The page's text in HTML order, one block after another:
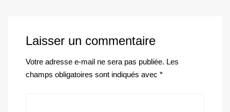
Laisser un commentaire
Votre adresse e-mail ne sera pas publiée. Les
champs obligatoires sont indiqués avec *